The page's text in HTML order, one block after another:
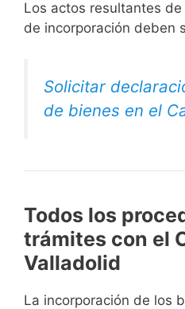
Los actos resultantes
de incorporación deben
Solicitar
de bienes en el
Todos los
trámites con el
Valladolid
La incorporación de los